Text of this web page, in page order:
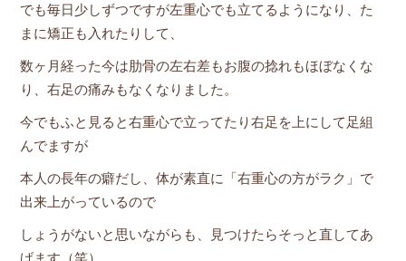
でも毎日少しずつですが左重心でも立てるようになり、た
まに矯正も入れたりして、
数ヶ月経った今は肋骨の左右差もお腹の捻れもほぼなくな
り、右足の痛みもなくなりました。
今でもふと見ると右重心で立ってたり右足を上にして足組
んでますが
本人の長年の癖だし、体が素直に「右重心の方がラク」で
出来上がっているので
しょうがないと思いながらも、見つけたらそっと直してあ